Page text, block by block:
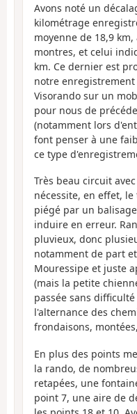
Avons noté un
kilométrage
moyenne de 18,9
montres, et celui
km. Ce dernier est
notre
Visorando sur un
pour nous de
(notamment lors
font penser à une
ce type
Très beau circuit
nécessite, en effet, le
piégé par un
induire en erreur.
pluvieux, donc
notamment de part
Mouressipe et juste
(mais la petite
passée sans
l'alternance des
frondaisons,
En plus des points
la rando, de
retapées, une
point 7, une aire de